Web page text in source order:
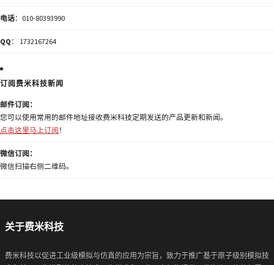
电话：010-80393990
QQ ： 1732167264
订阅费米科技新闻
邮件订阅：
您可以使用常用的邮件地址接收费米科技定期发送的产品更新和新闻。
点击这里马上订阅 ！
微信订阅：
微信扫描右侧二维码。
关于费米科技
费米科技以促进工业级模拟与仿真的应用为宗旨，致力于推广基于原子级别模拟技